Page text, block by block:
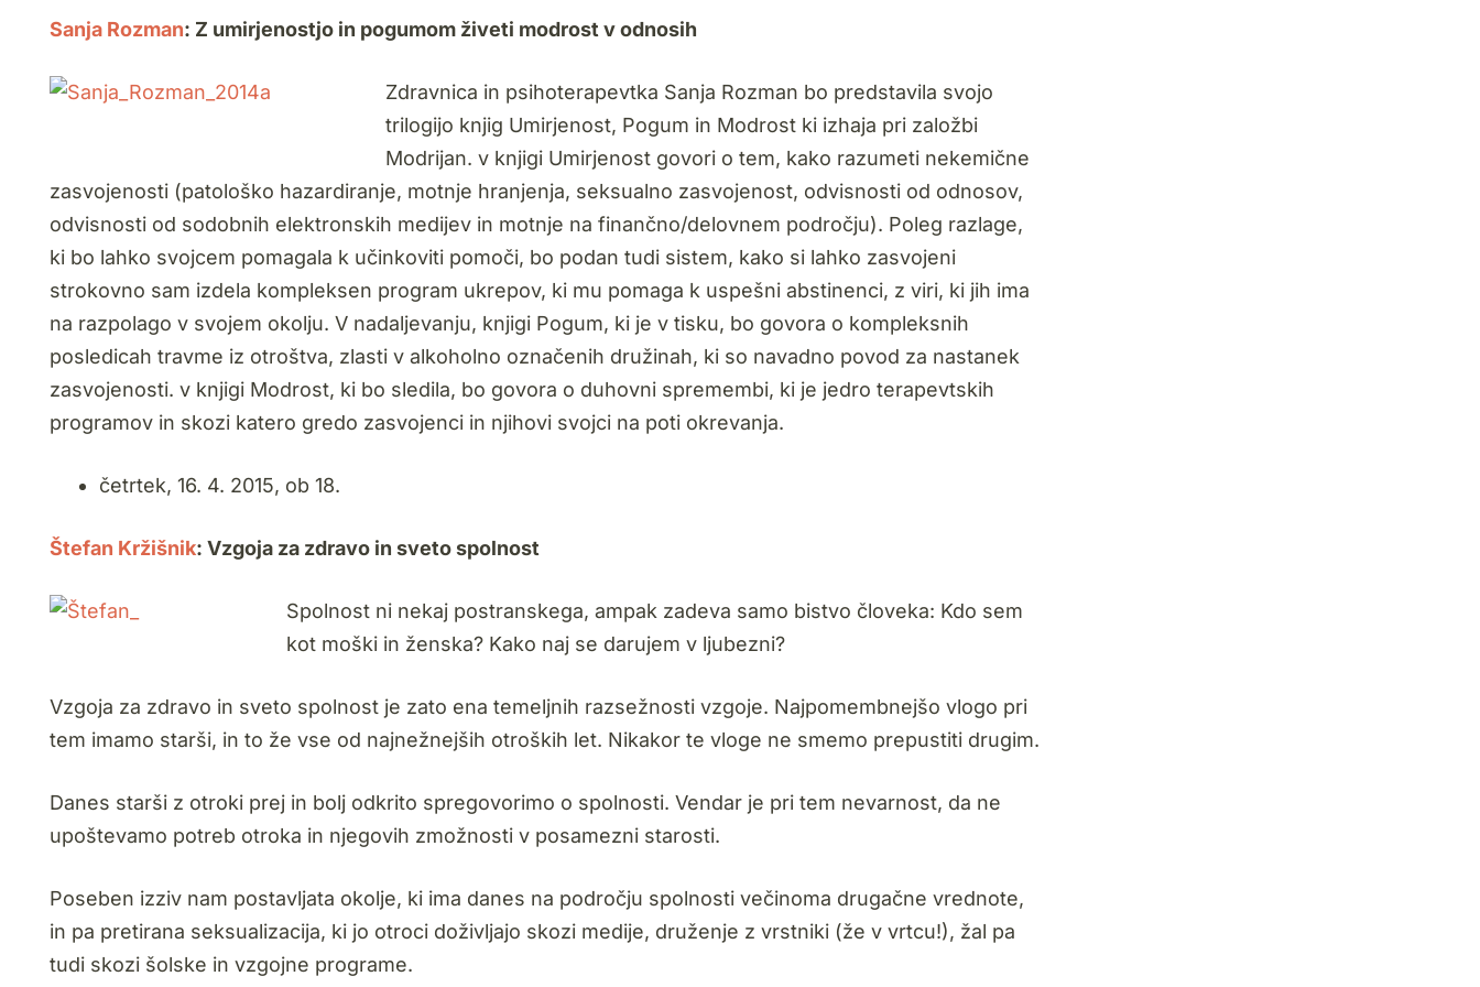
Sanja Rozman: Z umirjenostjo in pogumom živeti modrost v odnosih
Zdravnica in psihoterapevtka Sanja Rozman bo predstavila svojo
trilogijo knjig Umirjenost, Pogum in Modrost ki izhaja pri založbi
Modrijan. v knjigi Umirjenost govori o tem, kako razumeti nekemične
zasvojenosti (patološko hazardiranje, motnje hranjenja, seksualno zasvojenost, odvisnosti od odnosov,
odvisnosti od sodobnih elektronskih medijev in motnje na finančno/delovnem področju). Poleg razlage,
ki bo lahko svojcem pomagala k učinkoviti pomoči, bo podan tudi sistem, kako si lahko zasvojeni
strokovno sam izdela kompleksen program ukrepov, ki mu pomaga k uspešni abstinenci, z viri, ki jih ima
na razpolago v svojem okolju. V nadaljevanju, knjigi Pogum, ki je v tisku, bo govora o kompleksnih
posledicah travme iz otroštva, zlasti v alkoholno označenih družinah, ki so navadno povod za nastanek
zasvojenosti. v knjigi Modrost, ki bo sledila, bo govora o duhovni spremembi, ki je jedro terapevtskih
programov in skozi katero gredo zasvojenci in njihovi svojci na poti okrevanja.
četrtek, 16. 4. 2015, ob 18.
Štefan Kržišnik: Vzgoja za zdravo in sveto spolnost
Spolnost ni nekaj postranskega, ampak zadeva samo bistvo človeka: Kdo sem
kot moški in ženska? Kako naj se darujem v ljubezni?
Vzgoja za zdravo in sveto spolnost je zato ena temeljnih razsežnosti vzgoje. Najpomembnejšo vlogo pri
tem imamo starši, in to že vse od najnežnejših otroških let. Nikakor te vloge ne smemo prepustiti drugim.
Danes starši z otroki prej in bolj odkrito spregovorimo o spolnosti. Vendar je pri tem nevarnost, da ne
upoštevamo potreb otroka in njegovih zmožnosti v posamezni starosti.
Poseben izziv nam postavljata okolje, ki ima danes na področju spolnosti večinoma drugačne vrednote,
in pa pretirana seksualizacija, ki jo otroci doživljajo skozi medije, druženje z vrstniki (že v vrtcu!), žal pa
tudi skozi šolske in vzgojne programe.